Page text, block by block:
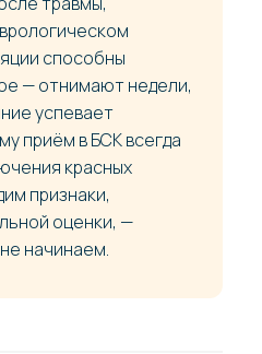
способны
— отнимают недели,
успевает
приём в БСК всегда
красных
признаки,
оценки, —
начинаем.